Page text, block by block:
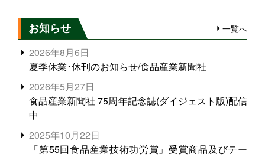
お知らせ 一覧へ
2026年8月6日
夏季休業･休刊のお知らせ/食品産業新聞社
2026年5月27日
食品産業新聞社 75周年記念誌(ダイジェスト版)配信
中
2025年10月22日
「第55回食品産業技術功労賞」受賞商品及びテー